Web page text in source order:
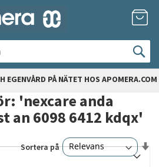
EGENVÅRD PÅ NÄTET HOS APOMERA.COM
'nexcare anda
an 6098 6412 kdqx'
Sortera på